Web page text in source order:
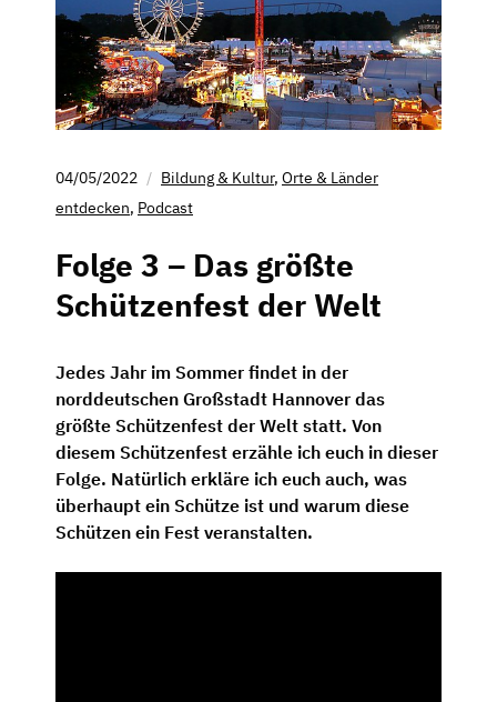
04/05/2022 Bildung & Kultur, Orte & Länder
entdecken, Podcast
Folge 3 – Das größte
Schützenfest der Welt
Jedes Jahr im Sommer findet in der
norddeutschen Großstadt Hannover das
größte Schützenfest der Welt statt. Von
diesem Schützenfest erzähle ich euch in dieser
Folge. Natürlich erkläre ich euch auch, was
überhaupt ein Schütze ist und warum diese
Schützen ein Fest veranstalten.